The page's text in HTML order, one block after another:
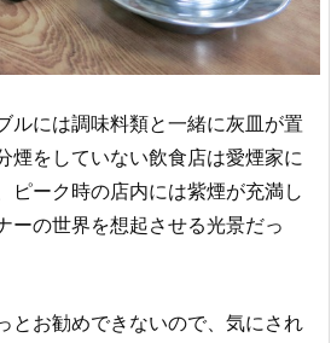
ルには調味料類と一緒に灰皿が置
煙をしていない飲食店は愛煙家に
ピーク時の店内には紫煙が充満し
ーの世界を想起させる光景だっ
とお勧めできないので、気にされ